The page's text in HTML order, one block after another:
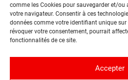
comme les Cookies pour sauvegarder et/
votre navigateur. Consentir à ces
données comme votre identifiant unique sur
révoquer votre consentement, pourrait
fonctionnalités de ce site.
Accepter
facebook